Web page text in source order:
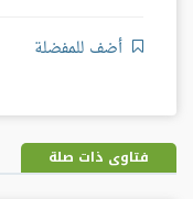
أضف للمفضلة
فتاوى ذات صلة